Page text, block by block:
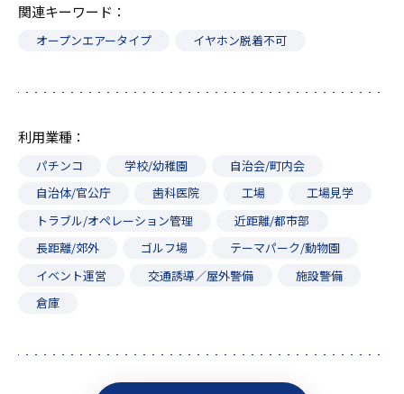
関連キーワード
オープンエアータイプ イヤホン脱着不可
利用業種
パチンコ 学校/幼稚園
自治会/町内会
自治体/官公庁
歯科医院 工場
工場見学
トラブル/オペレーション管理
近距離/都市部
長距離/郊外
ゴルフ場
テーマパーク/動物園
イベント運営
交通誘導／屋外警備
施設警備
倉庫